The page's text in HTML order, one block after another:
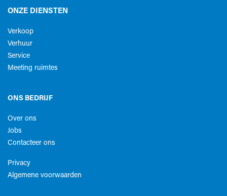
ONZE DIENSTEN
Verkoop
Verhuur
Service
Meeting ruimtes
ONS BEDRIJF
Over ons
Jobs
Contacteer ons
Privacy
Algemene voorwaarden​